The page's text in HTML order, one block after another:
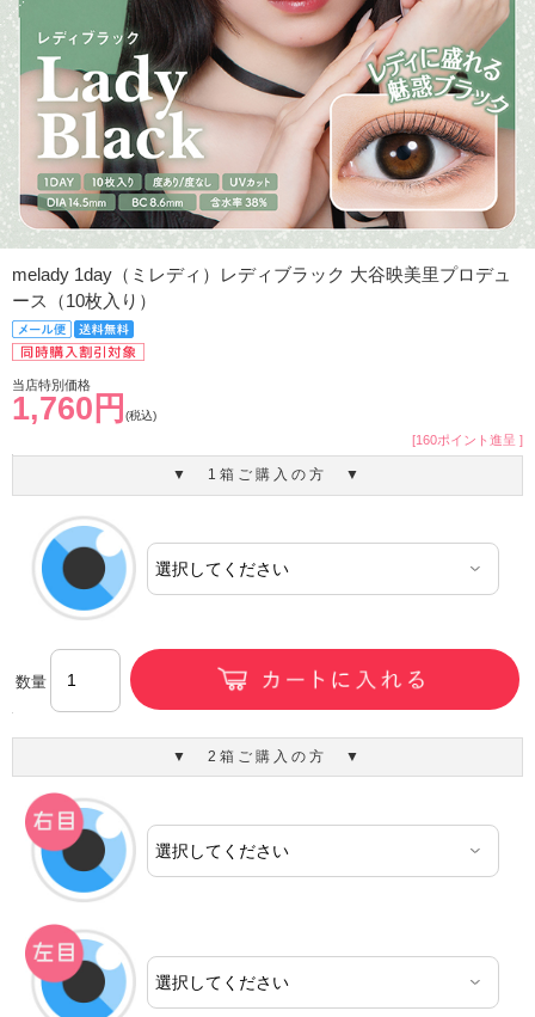
melady 1day（ミレディ）レディブラック 大谷映美里プロデュ
ース（10枚入り）
当店特別価格
1,760円 (税込)
[160ポイント進呈 ]
▼ 1箱ご購入の方 ▼
数量
▼ 2箱ご購入の方 ▼